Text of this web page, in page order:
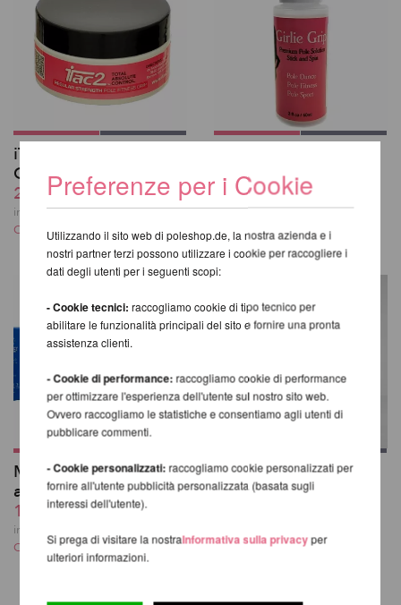
iTac2 Pole Fitness
Grip 45 g
20,34 EUR
incl. 21 % UST escl.
Costi di spedizione
20,34 EUR
incl. 21 % UST escl.
Costi di spedizione
Monkey Hands Grip
antibatterico 50ml
19,32 EUR
incl. 21 % UST escl.
Costi di spedizione
Polipole Grip 50ml
da 15,15 EUR
Preferenze per i Cookie
Utilizzando il sito web di poleshop.de, la nostra azienda e i
nostri partner terzi possono utilizzare i cookie per raccogliere i
dati degli utenti per i seguenti scopi:
- Cookie tecnici: raccogliamo cookie di tipo tecnico per
abilitare le funzionalità principali del sito e fornire una pronta
assistenza clienti.
- Cookie di performance: raccogliamo cookie di performance
per ottimizzare l'esperienza dell'utente sul nostro sito web.
Ovvero raccogliamo le statistiche e consentiamo agli utenti di
pubblicare commenti.
- Cookie personalizzati: raccogliamo cookie personalizzati per
fornire all'utente pubblicità personalizzata (basata sugli
interessi dell'utente).
Si prega di visitare la nostraInformativa sulla privacyper
ulteriori informazioni.